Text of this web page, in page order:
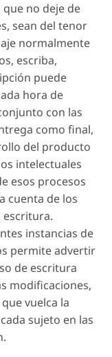
que no deje de
sean del tenor
normalmente
escriba,
puede
hora de
con las
como final,
del producto
intelectuales
esos procesos
cuenta de los
escritura.
instancias de
permite advertir
de escritura
modificaciones,
vuelca la
sujeto en las